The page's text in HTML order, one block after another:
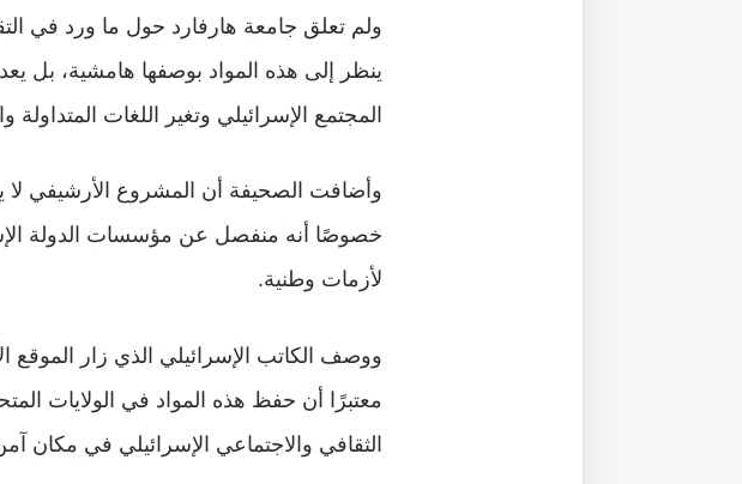
ولم تعلق جامعة هارفارد حول ما ورد في
ينظر إلى هذه المواد بوصفها هامشية، بل
المجتمع الإسرائيلي وتغير اللغات
وأضافت الصحيفة أن المشروع الأرشيفي لا
خصوصًا أنه منفصل عن مؤسسات الدولة
لأزمات وطنية.
ووصف الكاتب الإسرائيلي الذي زار الموقع
معتبرًا أن حفظ هذه المواد في الولايات
الثقافي والاجتماعي الإسرائيلي في مكان